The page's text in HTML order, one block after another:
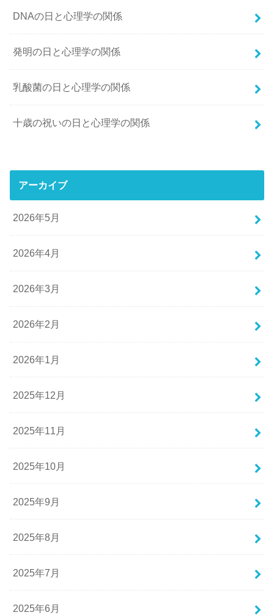
DNAの日と心理学の関係
発明の日と心理学の関係
乳酸菌の日と心理学の関係
十歳の祝いの日と心理学の関係
アーカイブ
2026年5月
2026年4月
2026年3月
2026年2月
2026年1月
2025年12月
2025年11月
2025年10月
2025年9月
2025年8月
2025年7月
2025年6月